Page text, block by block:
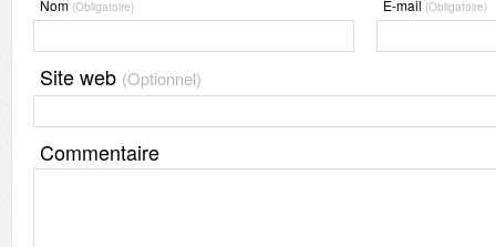
Nom (Obligatoire) E-mail (Obligatoire)
Site web (Optionnel)
Commentaire